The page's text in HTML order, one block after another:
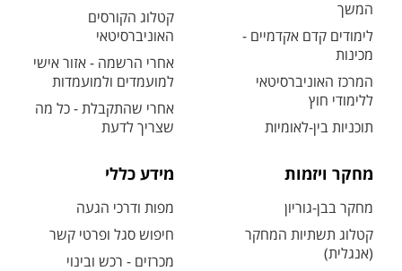
המשך
לימודים קדם אקדמיים -
מכינות
המרכז האוניברסיטאי
ללימודי חוץ
תוכניות בין-לאומיות
קטלוג הקורסים
האוניברסיטאי
אחרי הרשמה - אזור אישי
למועמדים ולמועמדות
אחרי שהתקבלת - כל מה
שצריך לדעת
מחקר ויזמות
מחקר בבן-גוריון
קטלוג תשתיות המחקר
(אנגלית)
מידע כללי
מפות ודרכי הגעה
חיפוש סגל ופרטי קשר
מכרזים - רכש ובינוי